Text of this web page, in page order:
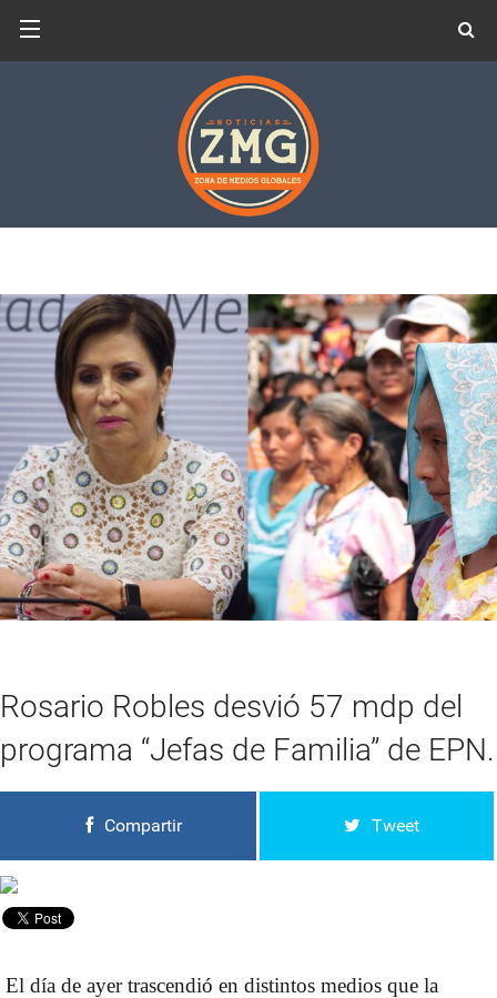
Rosario Robles desvió 57 mdp del
programa “Jefas de Familia” de EPN.
Compartir Tweet
El día de ayer trascendió en distintos medios que la